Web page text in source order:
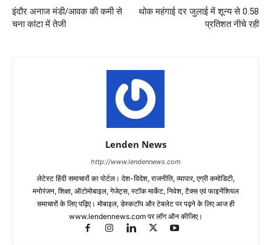
इंदौर अनाज मंडी/आवक की कमी से
चना कांटा में तेजी
थोक महंगाई दर जुलाई में शून्य से 0.58
प्रतिशत नीचे रही
Lenden News
http://www.lendennews.com
लेटेस्ट हिंदी समाचारों का पोर्टल। देश-विदेश, राजनीति, व्यापार, एग्री कमोडिटी,
मनोरंजन, शिक्षा, ऑटोमोबाइल, गेजेट्स, स्टॉक मार्केट, निवेश, टैक्स एवं फाइनेंशियल
समाचारों के लिए पढ़िए। मोबाइल, डेस्कटॉप और टेबलेट पर पढ़ने के लिए आज ही
www.lendennews.com पर लॉग ऑन कीजिए।